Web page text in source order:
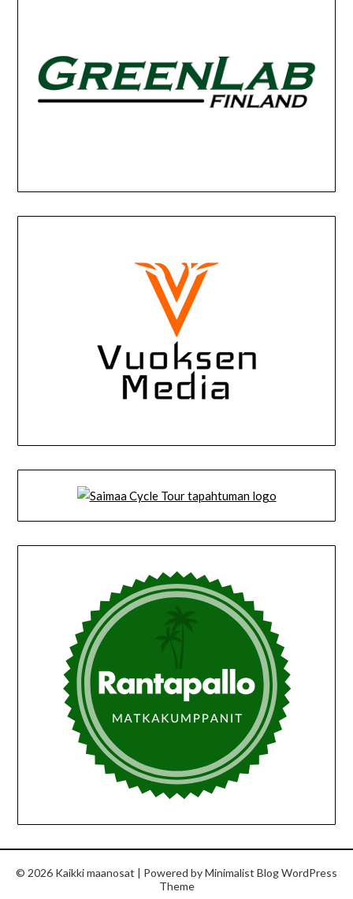
© 2026 Kaikki maanosat | Powered byMinimalist BlogWordPress
Theme